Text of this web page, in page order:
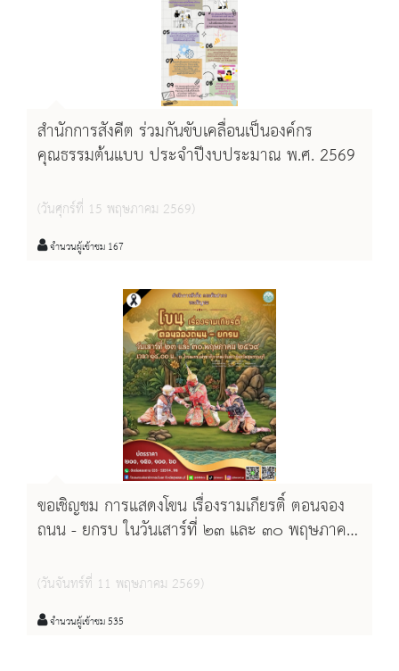
สำนักการสังคีต ร่วมกันขับเคลื่อนเป็นองค์กร
คุณธรรมต้นแบบ ประจำปีงบประมาณ พ.ศ. 2569
(วันศุกร์ที่ 15 พฤษภาคม 2569)
จำนวนผู้เข้าชม 167
ขอเชิญชม การแสดงโขน เรื่องรามเกียรติ์ ตอนจอง
ถนน - ยกรบ ในวันเสาร์ที่ ๒๓ และ ๓๐ พฤษภาคม
ตะวันตก จังหวัดสุพรรณบุรี
(วันจันทร์ที่ 11 พฤษภาคม 2569)
จำนวนผู้เข้าชม 535